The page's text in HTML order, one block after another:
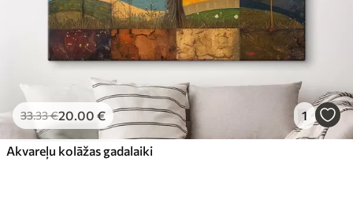
33.33€20.00 € 1
Akvareļu kolāžas gadalaiki